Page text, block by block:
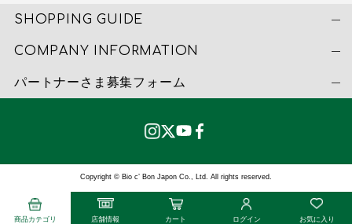
商品カテゴリ 店舗情報 カート ログイン お気に入り
SHOPPING GUIDE
COMPANY INFORMATION
パートナーさま募集フォーム
Copyright © Bio c’ Bon Japon Co., Ltd. All rights reserved.